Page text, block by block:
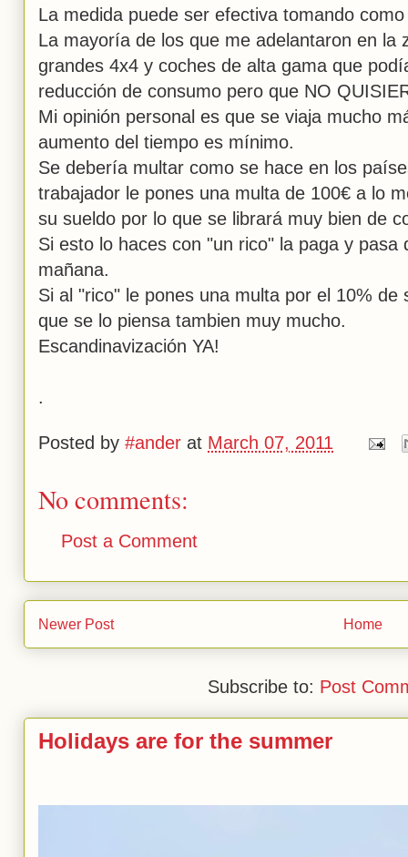
La medida puede ser efectiva tomando
La mayoría de los que me adelantaron en la
grandes 4x4 y coches de alta gama que
reducción de consumo pero que NO
Mi opinión personal es que se viaja mucho
aumento del tiempo es mínimo.
Se debería multar como se hace en los
trabajador le pones una multa de 100€ a lo
su sueldo por lo que se librará muy bien de
Si esto lo haces con "un rico" la paga y pasa
mañana.
Si al "rico" le pones una multa por el 10%
que se lo piensa tambien muy mucho.
Escandinavización YA!
.
Posted by #ander at March 07, 2011
No comments:
Post a Comment
Newer Post Home
Subscribe to: Post
Holidays are for the summer